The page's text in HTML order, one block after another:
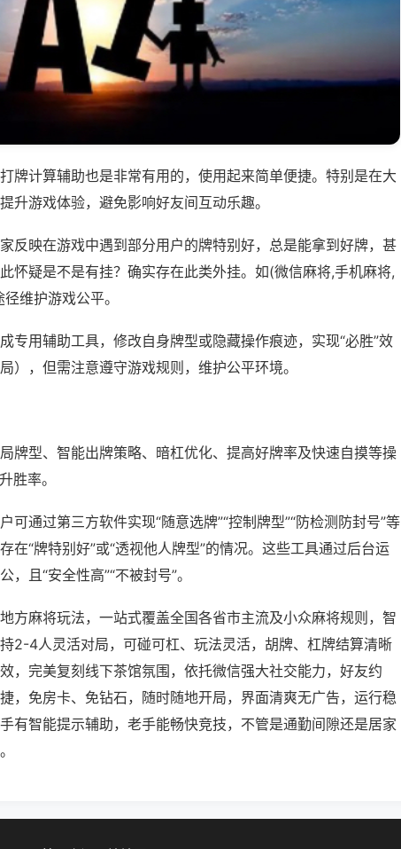
牌计算辅助也是非常有用的，使用起来简单便捷。特别是在大
升游戏体验，避免影响好友间互动乐趣。
反映在游戏中遇到部分用户的牌特别好，总是能拿到好牌，甚
怀疑是不是有挂？确实存在此类外挂。如(微信麻将,手机麻将,
维护游戏公平。
专用辅助工具，修改自身牌型或隐藏操作痕迹，实现“必胜”效
），但需注意遵守游戏规则，维护公平环境。
牌型、智能出牌策略、暗杠优化、提高好牌率及快速自摸等操
胜率。
可通过第三方软件实现“随意选牌”“控制牌型”“防检测防封号”等
在“牌特别好”或“透视他人牌型”的情况。这些工具通过后台运
且“安全性高”“不被封号”。
方麻将玩法，一站式覆盖全国各省市主流及小众麻将规则，智
2-4人灵活对局，可碰可杠、玩法灵活，胡牌、杠牌结算清晰
，完美复刻线下茶馆氛围，依托微信强大社交能力，好友约
，免房卡、免钻石，随时随地开局，界面清爽无广告，运行稳
有智能提示辅助，老手能畅快竞技，不管是通勤间隙还是居家